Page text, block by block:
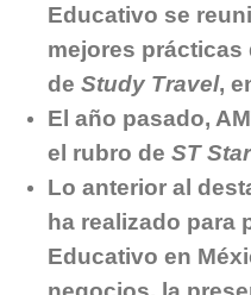
Educativo se
mejores prácticas
de Study Travel,
El año pasado,
el rubro de ST
Lo anterior al
ha realizado para
Educativo en